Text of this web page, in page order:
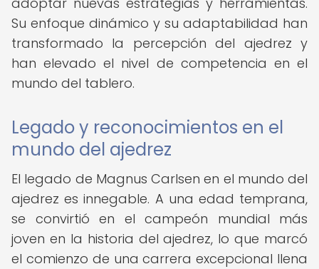
Su enfoque dinámico y su adaptabilidad han
transformado la percepción del ajedrez y
han elevado el nivel de competencia en el
mundo del tablero.
Legado y reconocimientos en el
mundo del ajedrez
El legado de Magnus Carlsen en el mundo del
ajedrez es innegable. A una edad temprana,
se convirtió en el campeón mundial más
joven en la historia del ajedrez, lo que marcó
el comienzo de una carrera excepcional llena